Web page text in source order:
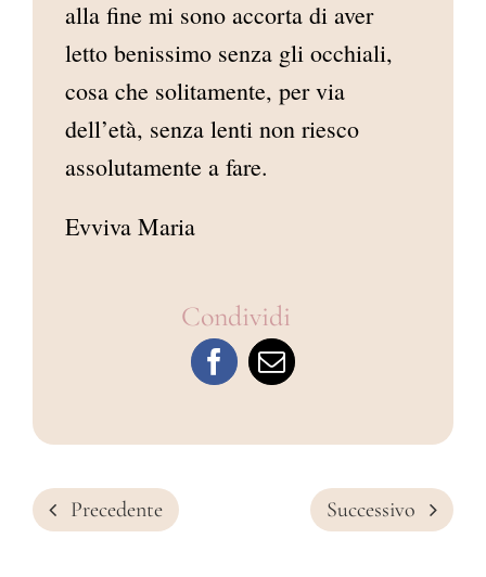
alla fine mi sono accorta di aver
letto benissimo senza gli occhiali,
cosa che solitamente, per via
dell’età, senza lenti non riesco
assolutamente a fare.
Evviva Maria
Condividi
Precedente Successivo